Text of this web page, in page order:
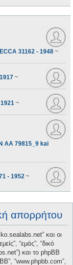
31162 - 1948 ~
~
~
AA 79815_9 kai
- 1952 ~
απορρήτου
και οι
“εμάς”, “δικό
και το phpBB
“www.phpbb.com”,